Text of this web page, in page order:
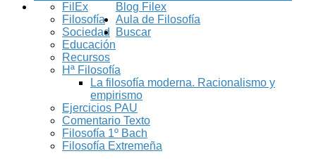
Blog Filex
FilEx
Filosofía
Sociedad
Educación
Recursos
Aula de Filosofía
Hª Filosofía
La filosofía moderna. Racionalismo y
empirismo
Ejercicios PAU
Comentario Texto
Filosofía 1º Bach
Filosofía Extremeña
Buscar